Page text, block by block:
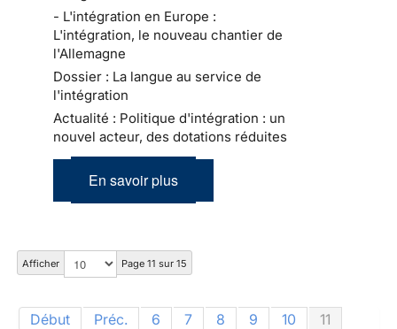
- L'intégration en Europe :
L'intégration, le nouveau chantier de
l'Allemagne
Dossier : La langue au service de
l'intégration
Actualité : Politique d'intégration : un
nouvel acteur, des dotations réduites
En savoir plus
Afficher Page 11 sur 15
Début Préc. 6 7 8 9 10
11